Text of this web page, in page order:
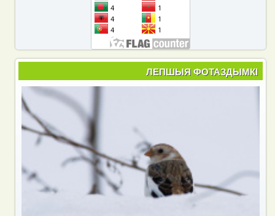
ЛЕПШЫЯ ФОТАЗДЫМКІ